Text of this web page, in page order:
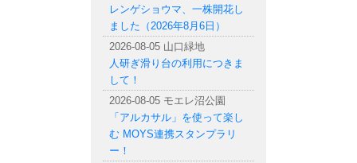
レンゲショウマ、一株開花し
ました（2026年8月6日）
2026-08-05 山口緑地
人研ぎ滑り台の利用につきま
して！
2026-08-05 モエレ沼公園
「アルカサル」を使って楽し
む MOYS連携スタンプラリ
ー！